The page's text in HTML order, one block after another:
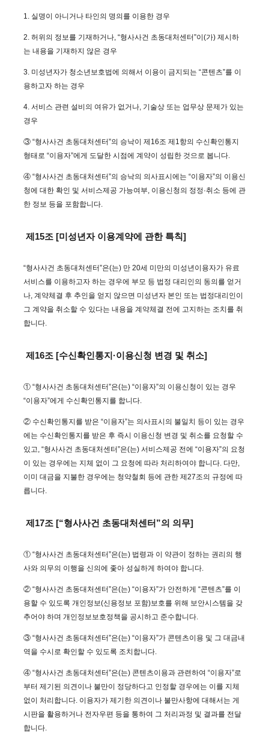
1. 실명이 아니거나 타인의 명의를 이용한 경우
2. 허위의 정보를 기재하거나, “형사사건 초동대처센터”이(가) 제시하
는 내용을 기재하지 않은 경우
3. 미성년자가 청소년보호법에 의해서 이용이 금지되는 “콘텐츠”를 이
용하고자 하는 경우
4. 서비스 관련 설비의 여유가 없거나, 기술상 또는 업무상 문제가 있는
경우
③ “형사사건 초동대처센터”의 승낙이 제16조 제1항의 수신확인통지
형태로 “이용자”에게 도달한 시점에 계약이 성립한 것으로 봅니다.
④ “형사사건 초동대처센터”의 승낙의 의사표시에는 “이용자”의 이용신
청에 대한 확인 및 서비스제공 가능여부, 이용신청의 정정·취소 등에 관
한 정보 등을 포함합니다.
제15조 [미성년자 이용계약에 관한 특칙]
“형사사건 초동대처센터”은(는) 만 20세 미만의 미성년이용자가 유료
서비스를 이용하고자 하는 경우에 부모 등 법정 대리인의 동의를 얻거
나, 계약체결 후 추인을 얻지 않으면 미성년자 본인 또는 법정대리인이
그 계약을 취소할 수 있다는 내용을 계약체결 전에 고지하는 조치를 취
합니다.
제16조 [수신확인통지·이용신청 변경 및 취소]
① “형사사건 초동대처센터”은(는) “이용자”의 이용신청이 있는 경우
“이용자”에게 수신확인통지를 합니다.
② 수신확인통지를 받은 “이용자”는 의사표시의 불일치 등이 있는 경우
에는 수신확인통지를 받은 후 즉시 이용신청 변경 및 취소를 요청할 수
있고, “형사사건 초동대처센터”은(는) 서비스제공 전에 “이용자”의 요청
이 있는 경우에는 지체 없이 그 요청에 따라 처리하여야 합니다. 다만,
이미 대금을 지불한 경우에는 청약철회 등에 관한 제27조의 규정에 따
릅니다.
제17조 [“형사사건 초동대처센터”의 의무]
① “형사사건 초동대처센터”은(는) 법령과 이 약관이 정하는 권리의 행
사와 의무의 이행을 신의에 좇아 성실하게 하여야 합니다.
② “형사사건 초동대처센터”은(는) “이용자”가 안전하게 “콘텐츠”를 이
용할 수 있도록 개인정보(신용정보 포함)보호를 위해 보안시스템을 갖
추어야 하며 개인정보보호정책을 공시하고 준수합니다.
③ “형사사건 초동대처센터”은(는) “이용자”가 콘텐츠이용 및 그 대금내
역을 수시로 확인할 수 있도록 조치합니다.
④ “형사사건 초동대처센터”은(는) 콘텐츠이용과 관련하여 “이용자”로
부터 제기된 의견이나 불만이 정당하다고 인정할 경우에는 이를 지체
없이 처리합니다. 이용자가 제기한 의견이나 불만사항에 대해서는 게
시판을 활용하거나 전자우편 등을 통하여 그 처리과정 및 결과를 전달
합니다.